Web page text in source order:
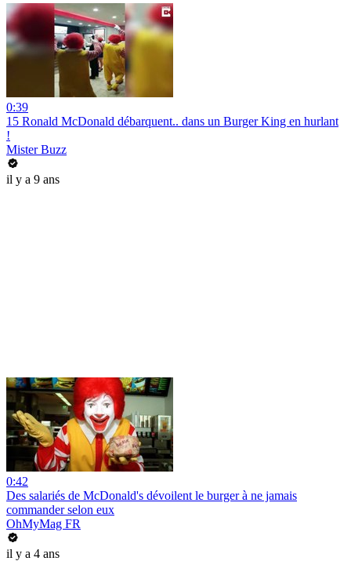
0:39
15 Ronald McDonald débarquent.. dans un Burger King en hurlant
!
Mister Buzz
il y a 9 ans
0:42
Des salariés de McDonald's dévoilent le burger à ne jamais
commander selon eux
OhMyMag FR
il y a 4 ans